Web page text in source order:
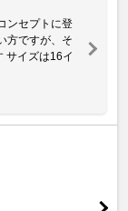
ンセプトに登
方ですが、そ
サイズは16イ